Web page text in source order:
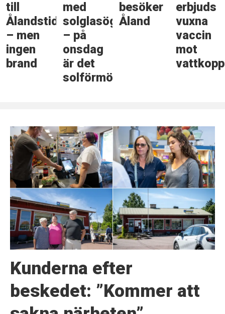
till
Ålandstidningen
– men
ingen
brand
med
solglasögonen
– på
onsdag
är det
solförmörkelse
besöker
Åland
erbjuds
vuxna
vaccin
mot
Kunderna efter
beskedet: ”Kommer att